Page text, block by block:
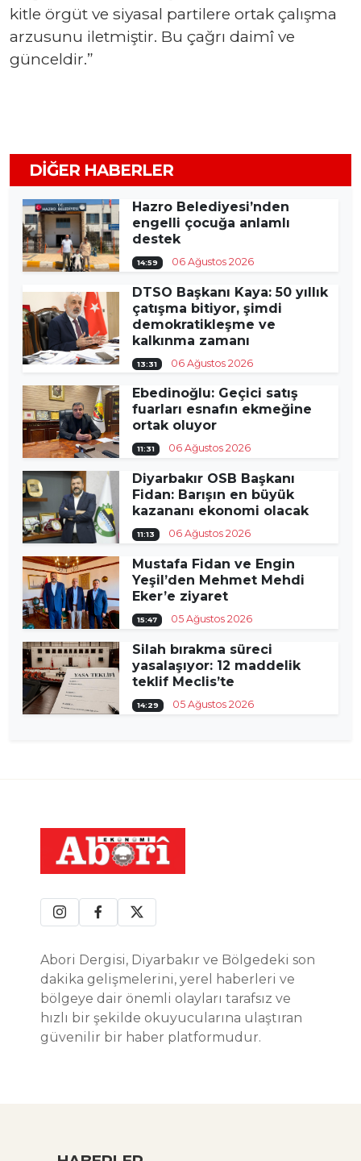
kitle örgüt ve siyasal partilere ortak çalışma
arzusunu iletmiştir. Bu çağrı daimî ve
günceldir.”
DIĞER HABERLER
Hazro Belediyesi’nden
engelli çocuğa anlamlı
destek
14:59 06 Ağustos 2026
DTSO Başkanı Kaya: 50 yıllık
çatışma bitiyor, şimdi
demokratikleşme ve
kalkınma zamanı
13:31 06 Ağustos 2026
Ebedinoğlu: Geçici satış
fuarları esnafın ekmeğine
ortak oluyor
11:31 06 Ağustos 2026
Diyarbakır OSB Başkanı
Fidan: Barışın en büyük
kazananı ekonomi olacak
11:13 06 Ağustos 2026
Mustafa Fidan ve Engin
Yeşil’den Mehmet Mehdi
Eker’e ziyaret
15:47 05 Ağustos 2026
Silah bırakma süreci
yasalaşıyor: 12 maddelik
teklif Meclis’te
14:29 05 Ağustos 2026
Abori Dergisi, Diyarbakır ve Bölgedeki son
dakika gelişmelerini, yerel haberleri ve
bölgeye dair önemli olayları tarafsız ve
hızlı bir şekilde okuyucularına ulaştıran
güvenilir bir haber platformudur.